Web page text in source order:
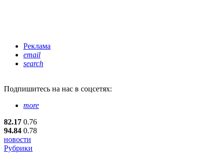
Реклама
email
search
Подпишитесь на нас в соцсетях:
more
82.17 0.76
94.84 0.78
новости
Рубрики